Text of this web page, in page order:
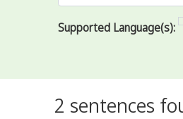
Supported Language(s):
2 sentences